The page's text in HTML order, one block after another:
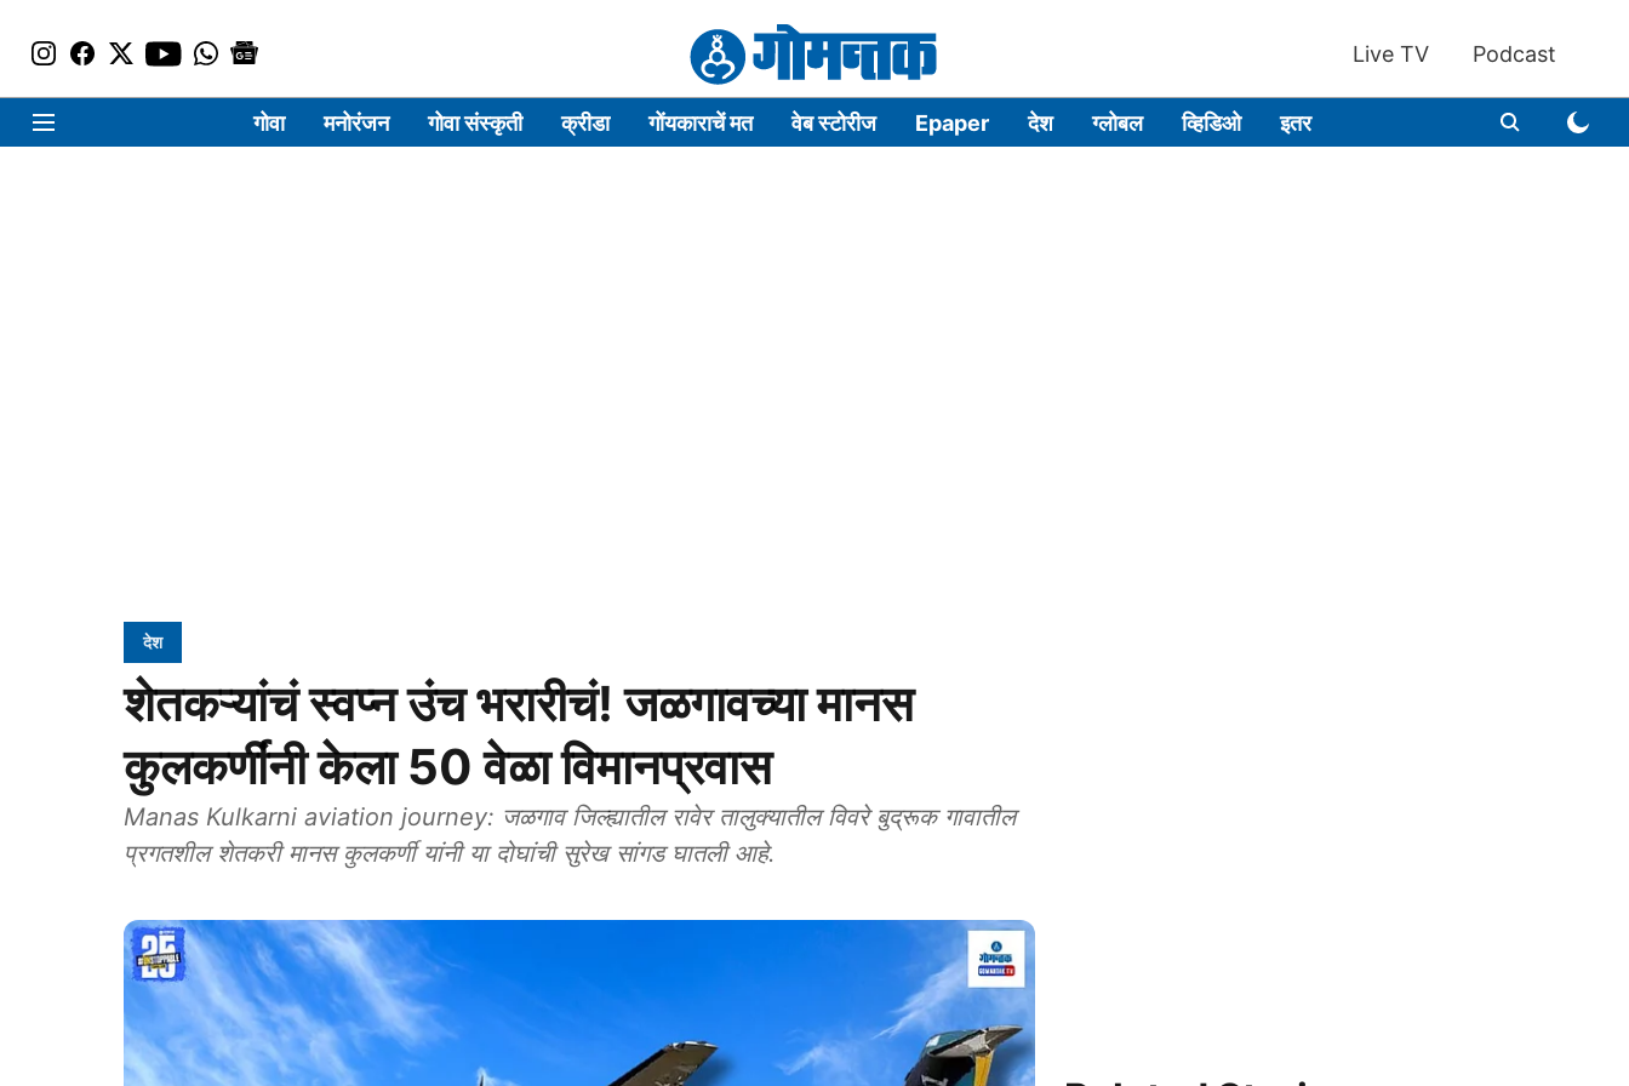
Live TV Podcast
गोवा मनोरंजन गोवा संस्कृती क्रीडा गोंयकाराचें मत वेब स्टोरीज Epaper देश ग्लोबल व्हिडिओ इतर
देश
शेतकऱ्यांचं स्वप्न उंच भरारीचं! जळगावच्या मानस
कुलकर्णींनी केला 50 वेळा विमानप्रवास
Manas Kulkarni aviation journey: जळगाव जिल्ह्यातील रावेर तालुक्यातील विवरे बुद्रूक गावातील
प्रगतशील शेतकरी मानस कुलकर्णी यांनी या दोघांची सुरेख सांगड घातली आहे.